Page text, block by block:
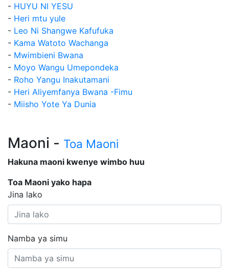
- HUYU NI YESU
- Heri mtu yule
- Leo Ni Shangwe Kafufuka
- Kama Watoto Wachanga
- Mwimbieni Bwana
- Moyo Wangu Umepondeka
- Roho Yangu Inakutamani
- Heri Aliyemfanya Bwana -Fimu
- Miisho Yote Ya Dunia
Maoni - Toa Maoni
Hakuna maoni kwenye wimbo huu
Toa Maoni yako hapa
Jina lako
Namba ya simu